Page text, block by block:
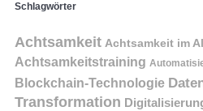
Schlagwörter
Achtsamkeit Achtsamkeit im
Achtsamkeitstraining
Blockchain-Technologie
Transformation